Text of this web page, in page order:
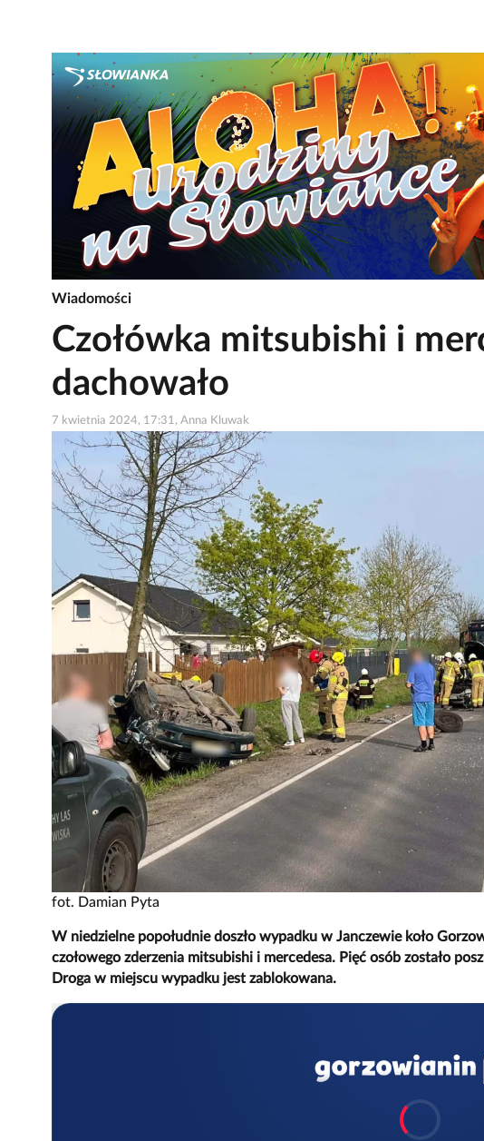
Wiadomości
Czołówka mitsubishi i
dachowało
7 kwietnia 2024, 17:31, Anna Kluwak
fot. Damian Pyta
W niedzielne popołudnie doszło wypadku w Janczewie koło
czołowego zderzenia mitsubishi i mercedesa. Pięć osób zostało
Droga w miejscu wypadku jest zablokowana.